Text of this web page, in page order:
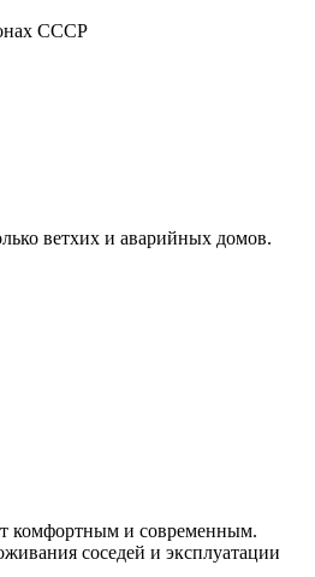
СССР
ветхих и аварийных домов.
комфортным и современным.
соседей и эксплуатации